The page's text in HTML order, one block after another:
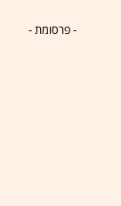
- פרסומת -